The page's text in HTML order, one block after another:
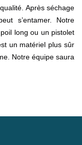
Après séchage
s’entamer. Notre
long ou un pistolet
un matériel plus sûr
Notre équipe saura